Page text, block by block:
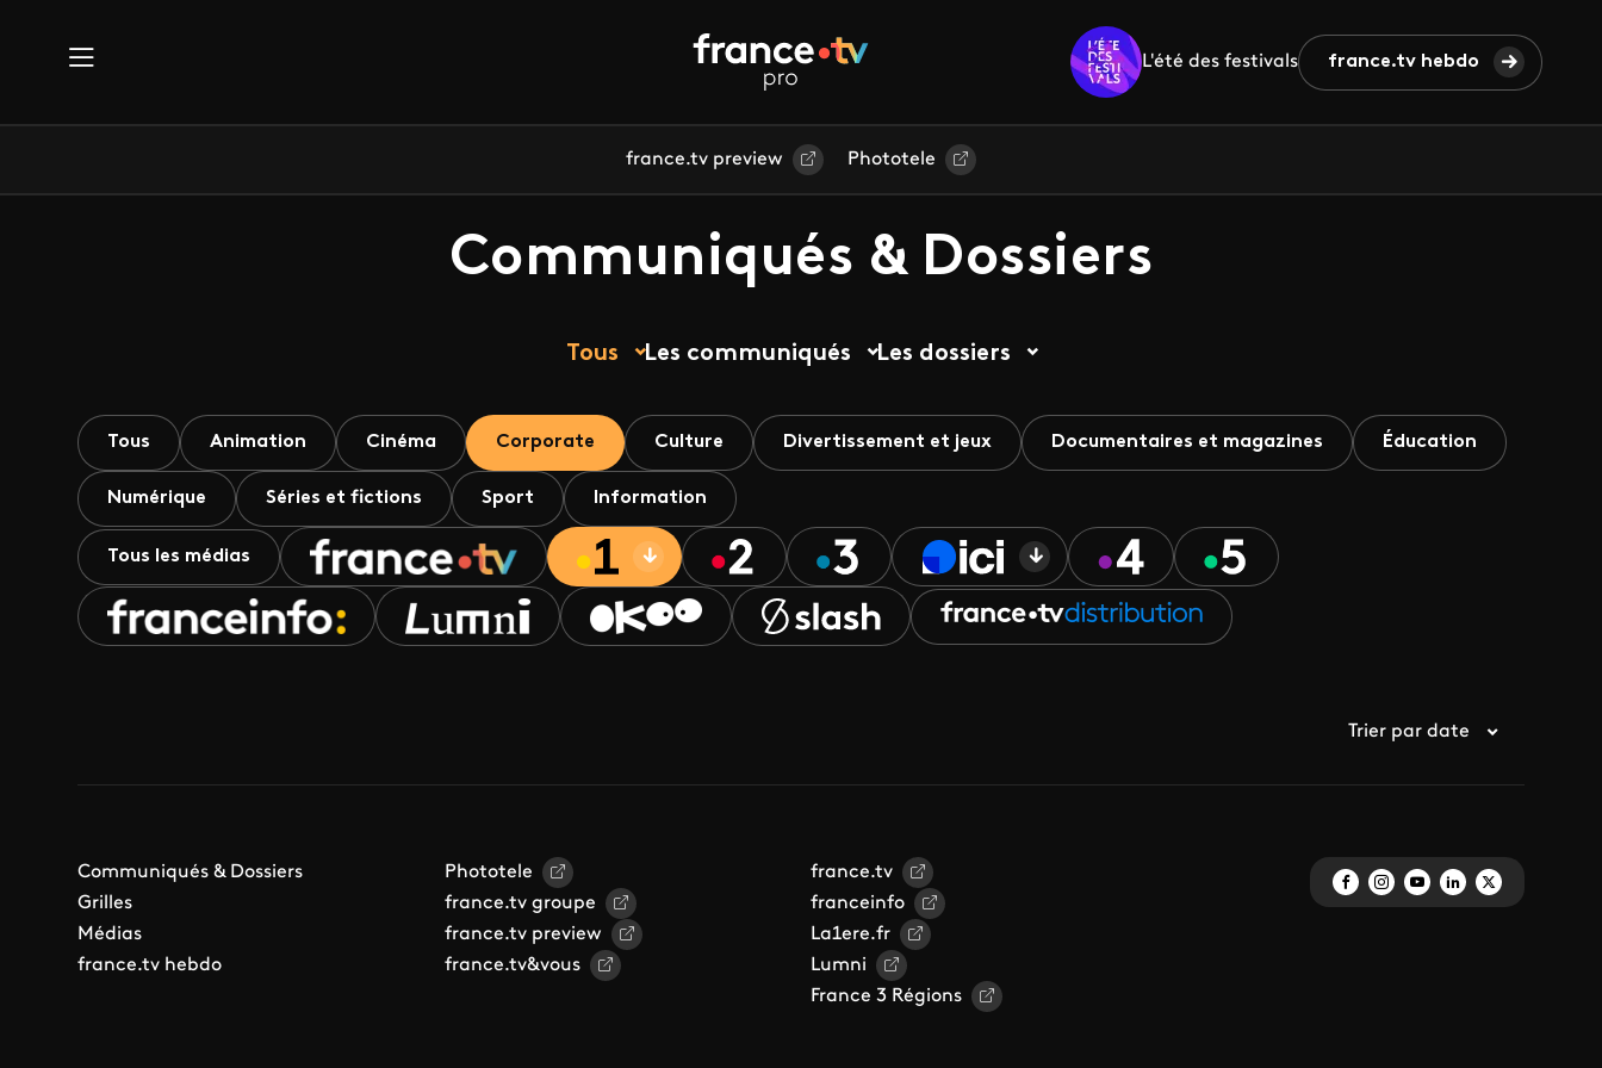
L'été des festivals france.tv hebdo
france.tv preview Phototele
Communiqués & Dossiers
Tous Les communiqués Les dossiers
Tous Animation Cinéma Corporate Culture Divertissement et jeux Documentaires et magazines Éducation
Numérique Séries et fictions Sport Information
Tous les médias
Trier par date
Communiqués & Dossiers
Grilles
Médias
france.tv hebdo
Phototele
france.tv groupe
france.tv preview
france.tv&vous
france.tv
franceinfo
La1ere.fr
Lumni
France 3 Régions